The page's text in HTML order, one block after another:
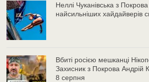
Неллі Чуканівська з
найсильніших хайдайверів
Вбиті росією мешканці
Захисник з Покрова Андрій
8 серпня